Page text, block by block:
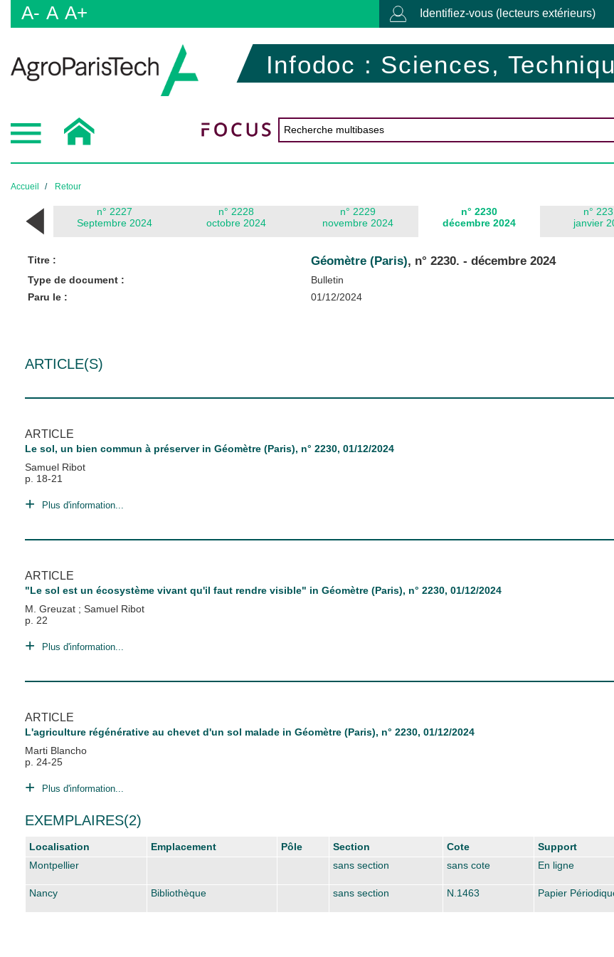
A- A A+ Identifiez-vous (lecteurs extérieurs)
Infodoc : Sciences,
Accueil Retour
n° 2227
Septembre 2024
n° 2228
octobre 2024
n° 2229
novembre 2024
n° 2230
décembre 2024
n°
janvier
Titre : Géomètre (Paris), n° 2230. - décembre 2024
Type de document :
Bulletin
Paru le :
01/12/2024
ARTICLE(S)
ARTICLE
Le sol, un bien commun à préserver in Géomètre (Paris), n° 2230, 01/12/2024
Samuel Ribot
p. 18-21
Plus d'information...
ARTICLE
"Le sol est un écosystème vivant qu'il faut rendre visible" in Géomètre (Paris), n° 2230, 01/12/2024
M. Greuzat ; Samuel Ribot
p. 22
Plus d'information...
ARTICLE
L'agriculture régénérative au chevet d'un sol malade in Géomètre (Paris), n° 2230, 01/12/2024
Marti Blancho
p. 24-25
Plus d'information...
EXEMPLAIRES(2)
Localisation Emplacement Pôle Section Cote Support
Montpellier
sans section sans cote En ligne
Nancy
Bibliothèque sans section N.1463 Papier